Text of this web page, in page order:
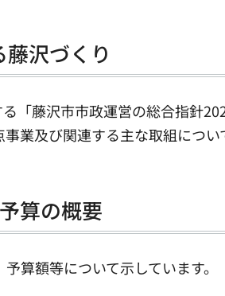
沢づくり
「藤沢市市政運営の総合指針
業及び関連する主な取組につい
算の概要
算額等について示しています。